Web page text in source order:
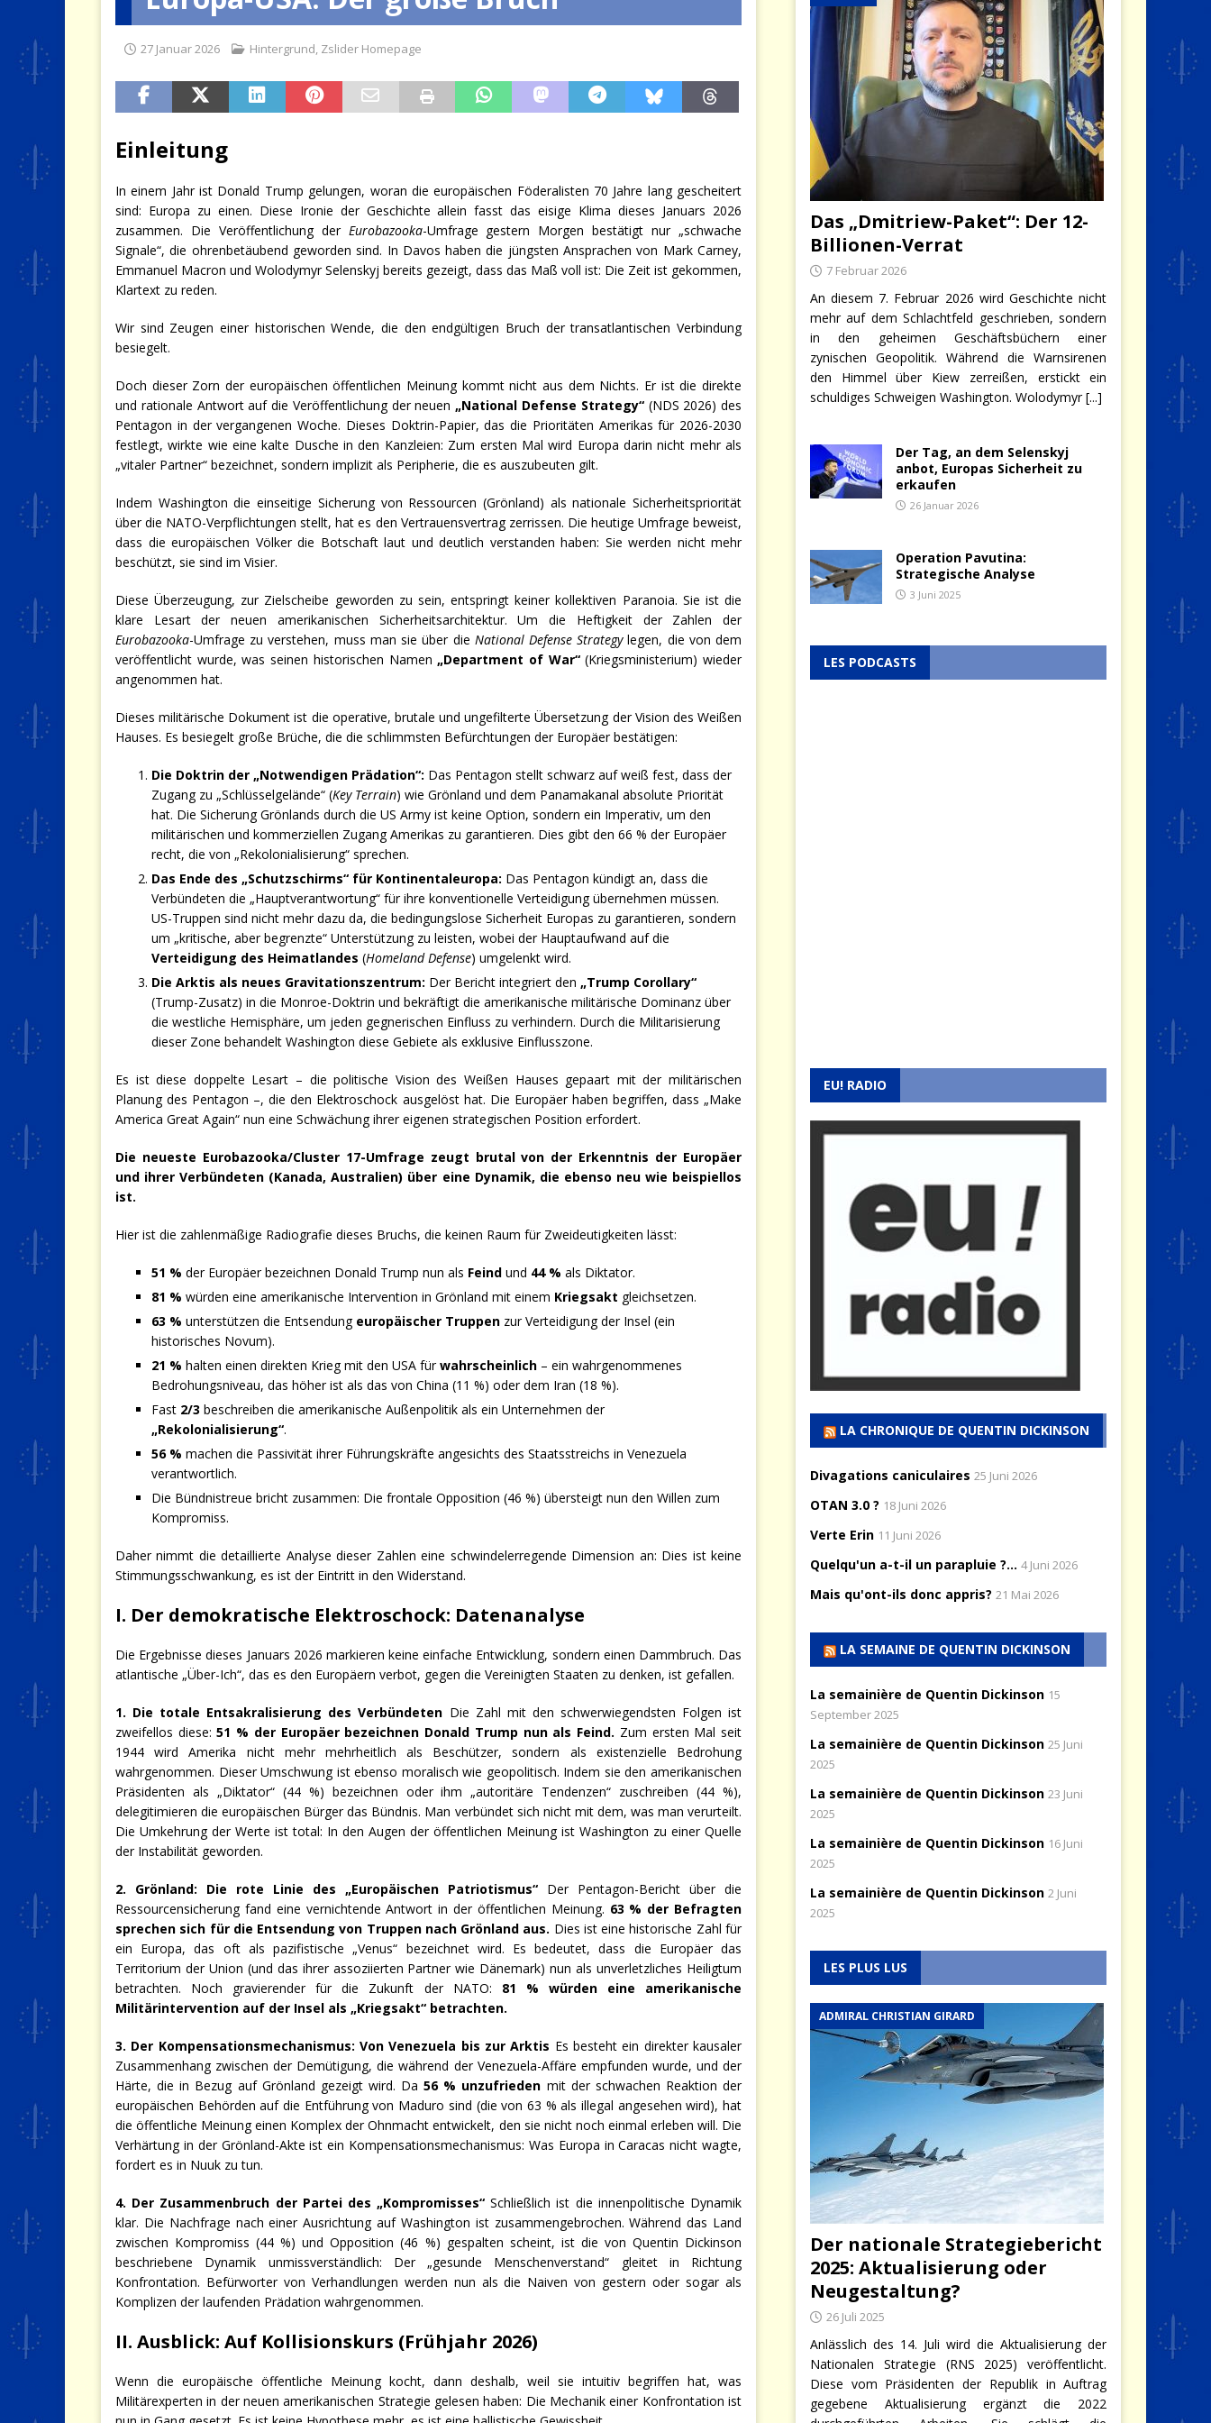
[ 19 Juli 2026 ] Der Preis, den Frankreich dreifach zahlt
JÉRÔME DENARIEZ
[ 4 August 2026 ] Wenn die Krise an unserer Stelle entscheidet
27 Januar 2026 Hintergrund, Zslider Homepage
Einleitung
In einem Jahr ist Donald Trump gelungen, woran die europäischen Föderalisten 70 Jahre lang gescheitert
sind: Europa zu einen. Diese Ironie der Geschichte allein fasst das eisige Klima dieses Januars 2026
zusammen. Die Veröffentlichung der Eurobazooka-Umfrage gestern Morgen bestätigt nur „schwache
Signale“, die ohrenbetäubend geworden sind. In Davos haben die jüngsten Ansprachen von Mark Carney,
Emmanuel Macron und Wolodymyr Selenskyj bereits gezeigt, dass das Maß voll ist: Die Zeit ist gekommen,
Klartext zu reden.
Wir sind Zeugen einer historischen Wende, die den endgültigen Bruch der transatlantischen Verbindung
besiegelt.
Doch dieser Zorn der europäischen öffentlichen Meinung kommt nicht aus dem Nichts. Er ist die direkte
und rationale Antwort auf die Veröffentlichung der neuen „National Defense Strategy“(NDS 2026) des
Pentagon in der vergangenen Woche. Dieses Doktrin-Papier, das die Prioritäten Amerikas für 2026-2030
festlegt, wirkte wie eine kalte Dusche in den Kanzleien: Zum ersten Mal wird Europa darin nicht mehr als
„vitaler Partner“ bezeichnet, sondern implizit als Peripherie, die es auszubeuten gilt.
Indem Washington die einseitige Sicherung von Ressourcen (Grönland) als nationale Sicherheitspriorität
über die NATO-Verpflichtungen stellt, hat es den Vertrauensvertrag zerrissen. Die heutige Umfrage beweist,
dass die europäischen Völker die Botschaft laut und deutlich verstanden haben: Sie werden nicht mehr
beschützt, sie sind im Visier.
Diese Überzeugung, zur Zielscheibe geworden zu sein, entspringt keiner kollektiven Paranoia. Sie ist die
klare Lesart der neuen amerikanischen Sicherheitsarchitektur. Um die Heftigkeit der Zahlen der
Eurobazooka-Umfrage zu verstehen, muss man sie über die National Defense Strategylegen, die von dem
veröffentlicht wurde, was seinen historischen Namen „Department of War“(Kriegsministerium) wieder
angenommen hat.
Dieses militärische Dokument ist die operative, brutale und ungefilterte Übersetzung der Vision des Weißen
Hauses. Es besiegelt große Brüche, die die schlimmsten Befürchtungen der Europäer bestätigen:
Die Doktrin der „Notwendigen Prädation“: Das Pentagon stellt schwarz auf weiß fest, dass der
Zugang zu „Schlüsselgelände“ (Key Terrain) wie Grönland und dem Panamakanal absolute Priorität
hat. Die Sicherung Grönlands durch die US Army ist keine Option, sondern ein Imperativ, um den
militärischen und kommerziellen Zugang Amerikas zu garantieren. Dies gibt den 66 % der Europäer
recht, die von „Rekolonialisierung“ sprechen.
Das Ende des „Schutzschirms“ für Kontinentaleuropa: Das Pentagon kündigt an, dass die
Verbündeten die „Hauptverantwortung“ für ihre konventionelle Verteidigung übernehmen müssen.
US-Truppen sind nicht mehr dazu da, die bedingungslose Sicherheit Europas zu garantieren, sondern
um „kritische, aber begrenzte“ Unterstützung zu leisten, wobei der Hauptaufwand auf die
Verteidigung des Heimatlandes (Homeland Defense) umgelenkt wird.
Die Arktis als neues Gravitationszentrum: Der Bericht integriert den „Trump Corollary“
(Trump-Zusatz) in die Monroe-Doktrin und bekräftigt die amerikanische militärische Dominanz über
die westliche Hemisphäre, um jeden gegnerischen Einfluss zu verhindern. Durch die Militarisierung
dieser Zone behandelt Washington diese Gebiete als exklusive Einflusszone.
Es ist diese doppelte Lesart – die politische Vision des Weißen Hauses gepaart mit der militärischen
Planung des Pentagon –, die den Elektroschock ausgelöst hat. Die Europäer haben begriffen, dass „Make
America Great Again“ nun eine Schwächung ihrer eigenen strategischen Position erfordert.
Die neueste Eurobazooka/Cluster 17-Umfrage zeugt brutal von der Erkenntnis der Europäer
und ihrer Verbündeten (Kanada, Australien) über eine Dynamik, die ebenso neu wie beispiellos
ist.
Hier ist die zahlenmäßige Radiografie dieses Bruchs, die keinen Raum für Zweideutigkeiten lässt:
51 % der Europäer bezeichnen Donald Trump nun als Feind und 44 % als Diktator.
81 % würden eine amerikanische Intervention in Grönland mit einem Kriegsakt gleichsetzen.
63 % unterstützen die Entsendung europäischer Truppen zur Verteidigung der Insel (ein
historisches Novum).
21 % halten einen direkten Krieg mit den USA fürwahrscheinlich – ein wahrgenommenes
Bedrohungsniveau, das höher ist als das von China (11 %) oder dem Iran (18 %).
Fast 2/3 beschreiben die amerikanische Außenpolitik als ein Unternehmen der
„Rekolonialisierung“.
56 % machen die Passivität ihrer Führungskräfte angesichts des Staatsstreichs in Venezuela
verantwortlich.
Die Bündnistreue bricht zusammen: Die frontale Opposition (46 %) übersteigt nun den Willen zum
Kompromiss.
Daher nimmt die detaillierte Analyse dieser Zahlen eine schwindelerregende Dimension an: Dies ist keine
Stimmungsschwankung, es ist der Eintritt in den Widerstand.
I. Der demokratische Elektroschock: Datenanalyse
Die Ergebnisse dieses Januars 2026 markieren keine einfache Entwicklung, sondern einen Dammbruch. Das
atlantische „Über-Ich“, das es den Europäern verbot, gegen die Vereinigten Staaten zu denken, ist gefallen.
1. Die totale Entsakralisierung des Verbündeten Die Zahl mit den schwerwiegendsten Folgen ist
zweifellos diese:51 % der Europäer bezeichnen Donald Trump nun als Feind. Zum ersten Mal seit
1944 wird Amerika nicht mehr mehrheitlich als Beschützer, sondern als existenzielle Bedrohung
wahrgenommen. Dieser Umschwung ist ebenso moralisch wie geopolitisch. Indem sie den amerikanischen
Präsidenten als „Diktator“ (44 %) bezeichnen oder ihm „autoritäre Tendenzen“ zuschreiben (44 %),
delegitimieren die europäischen Bürger das Bündnis. Man verbündet sich nicht mit dem, was man verurteilt.
Die Umkehrung der Werte ist total: In den Augen der öffentlichen Meinung ist Washington zu einer Quelle
der Instabilität geworden.
2. Grönland: Die rote Linie des „Europäischen Patriotismus“ Der Pentagon-Bericht über die
Ressourcensicherung fand eine vernichtende Antwort in der öffentlichen Meinung. 63 % der Befragten
sprechen sich für die Entsendung von Truppen nach Grönland aus. Dies ist eine historische Zahl für
ein Europa, das oft als pazifistische „Venus“ bezeichnet wird. Es bedeutet, dass die Europäer das
Territorium der Union (und das ihrer assoziierten Partner wie Dänemark) nun als unverletzliches Heiligtum
betrachten. Noch gravierender für die Zukunft der NATO: 81 % würden eine amerikanische
Militärintervention auf der Insel als „Kriegsakt“ betrachten.
3. Der Kompensationsmechanismus: Von Venezuela bis zur Arktis Es besteht ein direkter kausaler
Zusammenhang zwischen der Demütigung, die während der Venezuela-Affäre empfunden wurde, und der
Härte, die in Bezug auf Grönland gezeigt wird. Da56 % unzufrieden mit der schwachen Reaktion der
europäischen Behörden auf die Entführung von Maduro sind (die von 63 % als illegal angesehen wird), hat
die öffentliche Meinung einen Komplex der Ohnmacht entwickelt, den sie nicht noch einmal erleben will. Die
Verhärtung in der Grönland-Akte ist ein Kompensationsmechanismus: Was Europa in Caracas nicht wagte,
fordert es in Nuuk zu tun.
4. Der Zusammenbruch der Partei des „Kompromisses“ Schließlich ist die innenpolitische Dynamik
klar. Die Nachfrage nach einer Ausrichtung auf Washington ist zusammengebrochen. Während das Land
zwischen Kompromiss (44 %) und Opposition (46 %) gespalten scheint, ist die von Quentin Dickinson
beschriebene Dynamik unmissverständlich: Der „gesunde Menschenverstand“ gleitet in Richtung
Konfrontation. Befürworter von Verhandlungen werden nun als die Naiven von gestern oder sogar als
Komplizen der laufenden Prädation wahrgenommen.
II. Ausblick: Auf Kollisionskurs (Frühjahr 2026)
Wenn die europäische öffentliche Meinung kocht, dann deshalb, weil sie intuitiv begriffen hat, was
Militärexperten in der neuen amerikanischen Strategie gelesen haben: Die Mechanik einer Konfrontation ist
Das „Dmitriew-Paket“: Der 12-
Billionen-Verrat
7 Februar 2026
An diesem 7. Februar 2026 wird Geschichte nicht
mehr auf dem Schlachtfeld geschrieben, sondern
in den geheimen Geschäftsbüchern einer
zynischen Geopolitik. Während die Warnsirenen
den Himmel über Kiew zerreißen, erstickt ein
schuldiges Schweigen Washington. Wolodymyr[...]
Der Tag, an dem Selenskyj
anbot, Europas Sicherheit zu
erkaufen
26 Januar 2026
Operation Pavutina:
Strategische Analyse
3 Juni 2025
LES PODCASTS
EU! RADIO
LA CHRONIQUE DE QUENTIN DICKINSON
Divagations caniculaires 25 Juni 2026
OTAN 3.0 ? 18 Juni 2026
Verte Erin 11 Juni 2026
Quelqu'un a-t-il un parapluie ?... 4 Juni 2026
Mais qu'ont-ils donc appris? 21 Mai 2026
LA SEMAINE DE QUENTIN DICKINSON
La semainière de Quentin Dickinson 15
September 2025
La semainière de Quentin Dickinson 25 Juni
2025
La semainière de Quentin Dickinson 23 Juni
2025
La semainière de Quentin Dickinson 16 Juni
2025
La semainière de Quentin Dickinson 2 Juni
2025
LES PLUS LUS
ADMIRAL CHRISTIAN GIRARD
Der nationale Strategiebericht
2025: Aktualisierung oder
Neugestaltung?
26 Juli 2025
Anlässlich des 14. Juli wird die Aktualisierung der
Nationalen Strategie (RNS 2025) veröffentlicht.
Diese vom Präsidenten der Republik in Auftrag
gegebene Aktualisierung ergänzt die 2022